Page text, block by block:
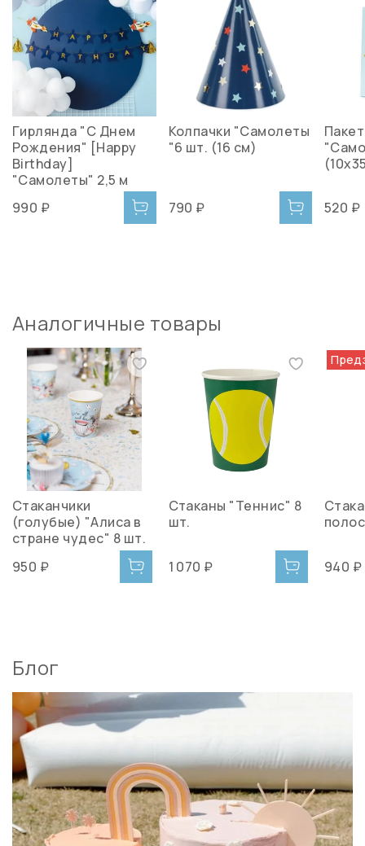
Гирлянда "С Днем
Рождения" [Happy
Birthday]
"Самолеты" 2,5 м
990 ₽
Колпачки "Самолеты
"6 шт. (16 см)
790 ₽ 520 ₽
Аналогичные товары
Стаканчики
(голубые) "Алиса в
стране чудес" 8 шт.
950 ₽
Стаканы "Теннис" 8
шт.
1 070 ₽ 940 ₽
Блог